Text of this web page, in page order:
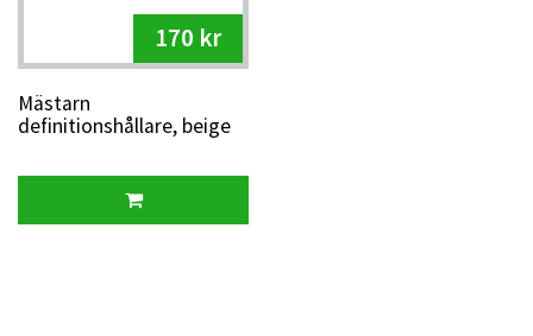
170 kr
Mästarn
definitionshållare, beige